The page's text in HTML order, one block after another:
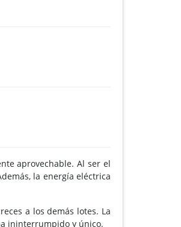
aprovechable. Al ser el
la energía eléctrica
a los demás lotes. La
ininterrumpido y único.